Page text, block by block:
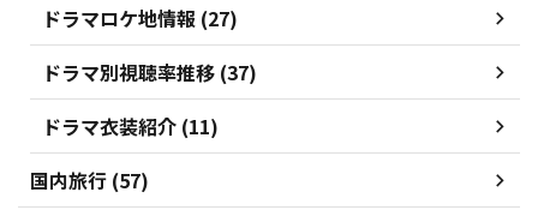
ドラマロケ地情報 (27)
ドラマ別視聴率推移 (37)
ドラマ衣装紹介 (11)
国内旅行 (57)